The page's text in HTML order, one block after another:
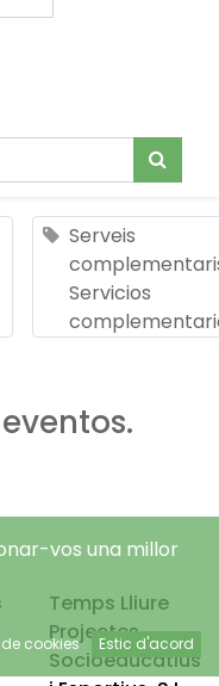
Serveis
Servicios
Temps Lliure
Projectes
Socioeducatius
vos una millor
cookies Estic d'acord